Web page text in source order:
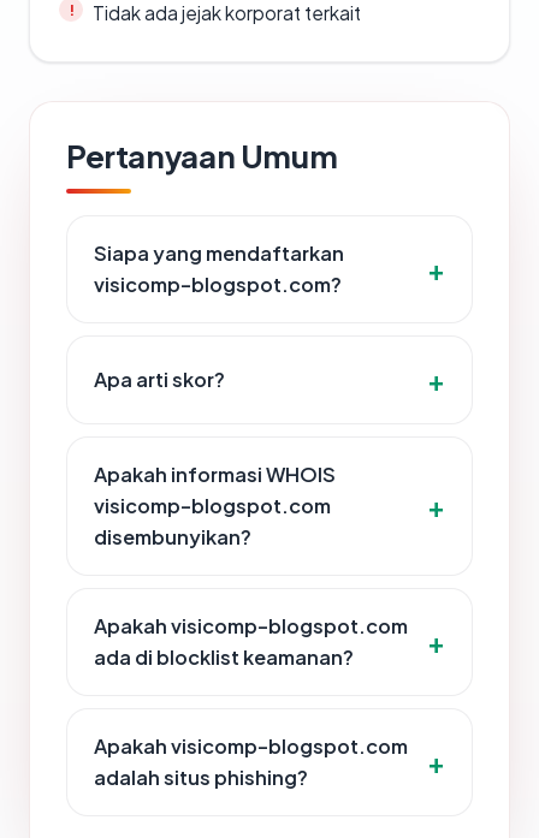
Tidak ada jejak korporat terkait
Pertanyaan Umum
Siapa yang mendaftarkan
visicomp-blogspot.com?
Apa arti skor?
Apakah informasi WHOIS
visicomp-blogspot.com
disembunyikan?
Apakah visicomp-blogspot.com
ada di blocklist keamanan?
Apakah visicomp-blogspot.com
adalah situs phishing?